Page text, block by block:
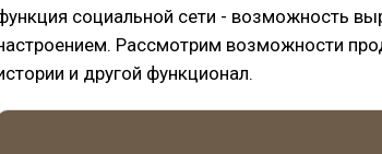
социальной сети - возможность
Рассмотрим возможности
и другой функционал.